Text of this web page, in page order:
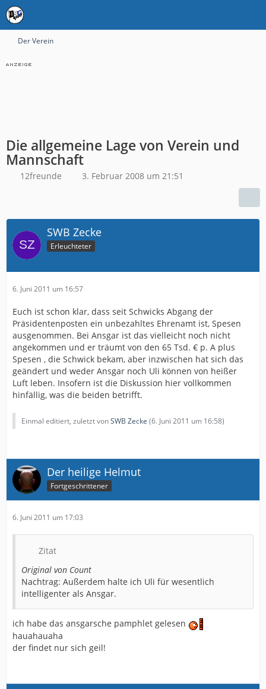
Der Verein
Die allgemeine Lage von Verein und
Mannschaft
12freunde 3. Februar 2008 um 21:51
SWB Zecke
Erleuchteter
6. Juni 2011 um 16:57
Euch ist schon klar, dass seit Schwicks Abgang der
Präsidentenposten ein unbezahltes Ehrenamt ist, Spesen
ausgenommen. Bei Ansgar ist das vielleicht noch nicht
angekommen und er träumt von den 65 Tsd. € p. A plus
Spesen , die Schwick bekam, aber inzwischen hat sich das
geändert und weder Ansgar noch Uli können von heißer
Luft leben. Insofern ist die Diskussion hier vollkommen
hinfällig, was die beiden betrifft.
Einmal editiert, zuletzt vonSWB Zecke (6. Juni 2011 um 16:58)
Der heilige Helmut
Fortgeschrittener
6. Juni 2011 um 17:03
Zitat
Original von Count
Nachtrag: Außerdem halte ich Uli für wesentlich
intelligenter als Ansgar.
ich habe das ansgarsche pamphlet gelesen
hauahauaha
der findet nur sich geil!